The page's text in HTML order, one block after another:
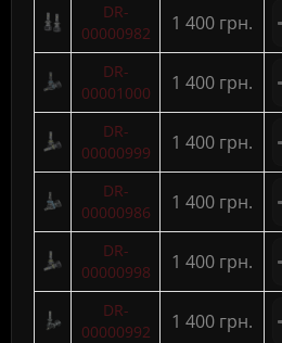
DR-
00000982
1 400 грн.
DR-
00001000
1 400 грн.
DR-
00000999
1 400 грн.
DR-
00000986
1 400 грн.
DR-
00000998
1 400 грн.
DR-
00000992
1 400 грн.